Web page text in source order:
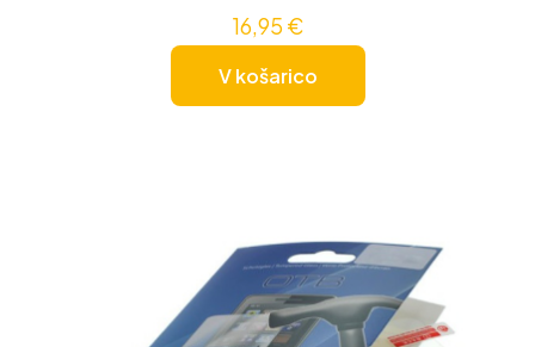
16,95 €
V košarico